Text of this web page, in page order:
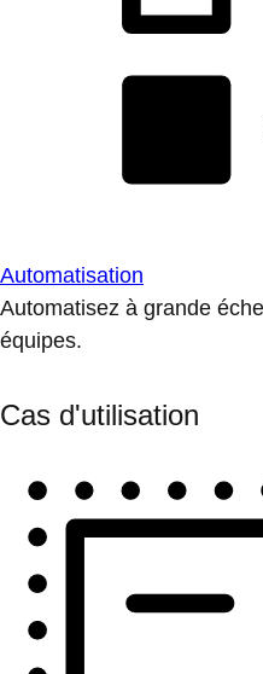
Automatisation
Automatisez à grande
équipes.
Cas d'utilisation